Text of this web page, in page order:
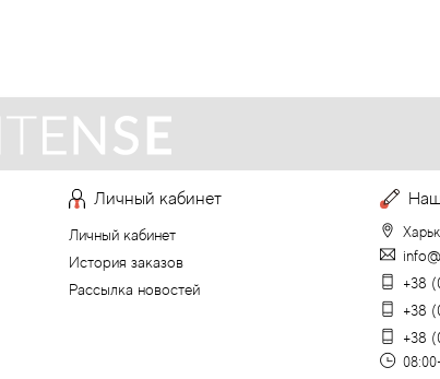
Личный кабинет
Личный кабинет
История заказов
Рассылка новостей
+38
+38
+38